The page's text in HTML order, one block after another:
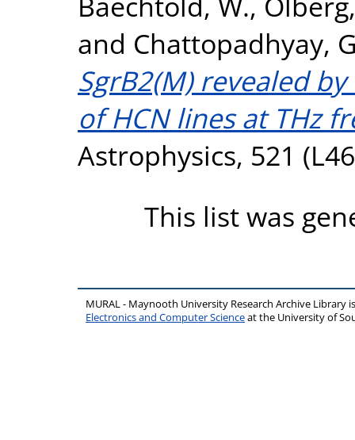
and Chattopadhyay,
SgrB2(M) revealed
of HCN lines at THz
Astrophysics, 521
This list was
MURAL - Maynooth University Research Archive Library
Electronics and Computer Scienceat the University of